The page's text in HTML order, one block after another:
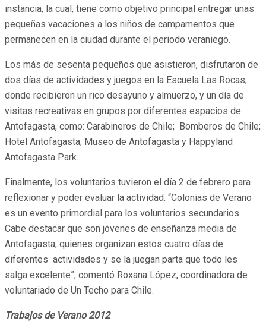
instancia, la cual, tiene como objetivo principal entregar unas
pequeñas vacaciones a los niños de campamentos que
permanecen en la ciudad durante el periodo veraniego.
Los más de sesenta pequeños que asistieron, disfrutaron de
dos días de actividades y juegos en la Escuela Las Rocas,
donde recibieron un rico desayuno y almuerzo, y un día de
visitas recreativas en grupos por diferentes espacios de
Antofagasta, como: Carabineros de Chile; Bomberos de Chile;
Hotel Antofagasta; Museo de Antofagasta y Happyland
Antofagasta Park.
Finalmente, los voluntarios tuvieron el día 2 de febrero para
reflexionar y poder evaluar la actividad. “Colonias de Verano
es un evento primordial para los voluntarios secundarios.
Cabe destacar que son jóvenes de enseñanza media de
Antofagasta, quienes organizan estos cuatro días de
diferentes actividades y se la juegan parta que todo les
salga excelente”, comentó Roxana López, coordinadora de
voluntariado de Un Techo para Chile.
Trabajos de Verano 2012